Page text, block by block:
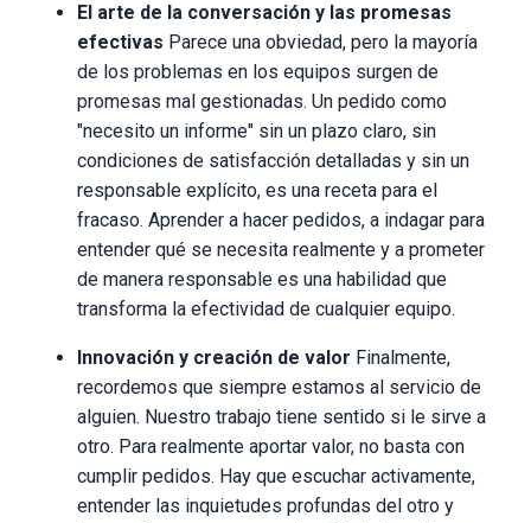
El arte de la conversación y las promesas
efectivas Parece una obviedad, pero la mayoría
de los problemas en los equipos surgen de
promesas mal gestionadas. Un pedido como
"necesito un informe" sin un plazo claro, sin
condiciones de satisfacción detalladas y sin un
responsable explícito, es una receta para el
fracaso. Aprender a hacer pedidos, a indagar para
entender qué se necesita realmente y a prometer
de manera responsable es una habilidad que
transforma la efectividad de cualquier equipo.
Innovación y creación de valor Finalmente,
recordemos que siempre estamos al servicio de
alguien. Nuestro trabajo tiene sentido si le sirve a
otro. Para realmente aportar valor, no basta con
cumplir pedidos. Hay que escuchar activamente,
entender las inquietudes profundas del otro y